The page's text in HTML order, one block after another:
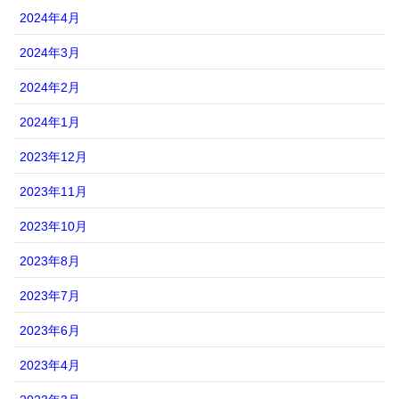
2024年4月
2024年3月
2024年2月
2024年1月
2023年12月
2023年11月
2023年10月
2023年8月
2023年7月
2023年6月
2023年4月